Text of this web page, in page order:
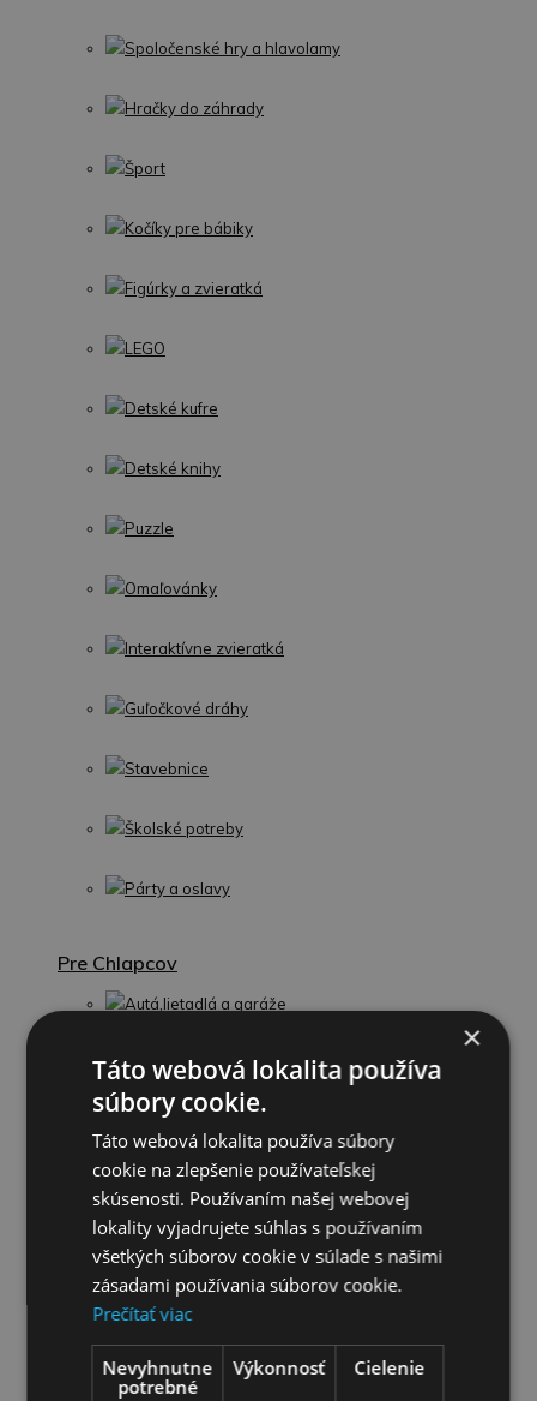
Spoločenské hry a hlavolamy
Hračky do záhrady
Šport
Kočíky pre bábiky
Figúrky a zvieratká
LEGO
Detské kufre
Detské knihy
Puzzle
Omaľovánky
Interaktívne zvieratká
Guľočkové dráhy
Stavebnice
Školské potreby
Párty a oslavy
Pre Chlapcov
Autá,lietadlá a garáže
Modely áut
Traktory a Stavebné stroje
Stavebnice
Zbrane
Hudobné nástroje
Spoločenské hry a hlavolamy
×
Táto webová lokalita používa
súbory cookie.
Táto webová lokalita používa súbory
cookie na zlepšenie používateľskej
skúsenosti. Používaním našej webovej
lokality vyjadrujete súhlas s používaním
všetkých súborov cookie v súlade s našimi
zásadami používania súborov cookie.
Prečítať viac
Nevyhnutne
potrebné
Výkonnosť Cielenie